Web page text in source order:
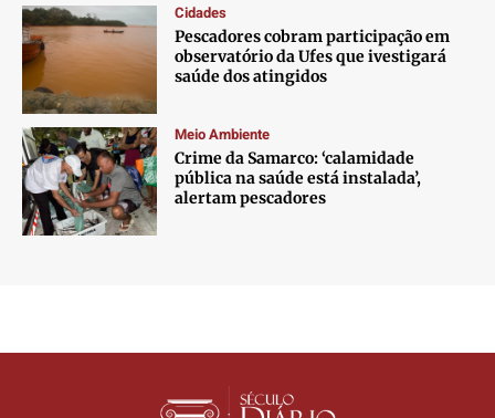
Cidades
Pescadores cobram participação em
observatório da Ufes que ivestigará
saúde dos atingidos
Meio Ambiente
Crime da Samarco: ‘calamidade
pública na saúde está instalada’,
alertam pescadores